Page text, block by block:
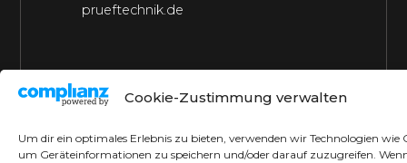
Cookie-Zustimmung verwalten
Um dir ein optimales Erlebnis zu bieten, verwenden wir Technologien wie
um Geräteinformationen zu speichern und/oder darauf zuzugreifen.
prueftechnik.de
©2026 AHS PrüftechnikAlle Rechte vorbehalten